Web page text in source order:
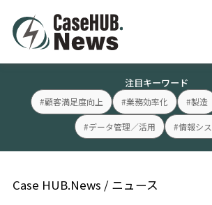
注目キーワード
#顧客満足度向上 #業務効率化 #製造
#データ管理／活用 #情報シ
Case HUB.News / ニュース